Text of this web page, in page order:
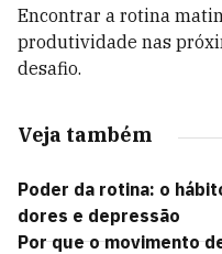
Encontrar a rotina
produtividade nas
desafio.
Veja também
Poder da rotina: o
dores e depressão
Por que o movimento